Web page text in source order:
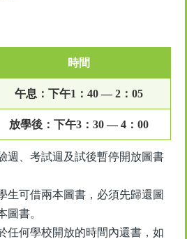
時間
午息：下午1：40 — 2：05
放學後：下午3：30 — 4：00
週、考試週及試後暫停開放圖書
生可借兩本圖書，必須先歸還圖
圖書。
任何學校開放的時間內還書，如